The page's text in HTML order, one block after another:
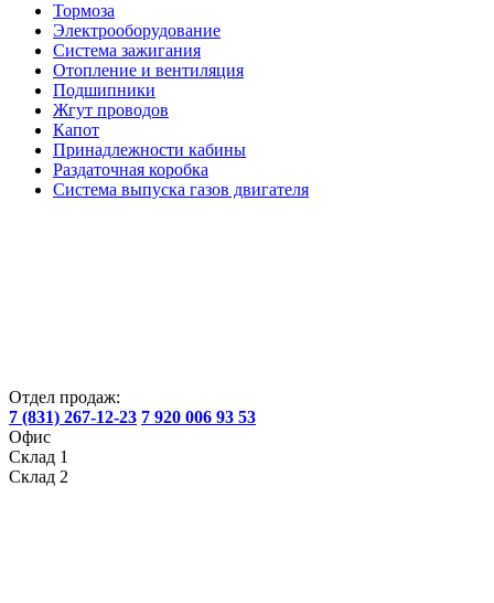
Тормоза
Электрооборудование
Система зажигания
Отопление и вентиляция
Подшипники
Жгут проводов
Капот
Принадлежности кабины
Раздаточная коробка
Система выпуска газов двигателя
Отдел продаж:
7 (831) 267-12-23 7 920 006 93 53
Офис
Склад 1
Склад 2